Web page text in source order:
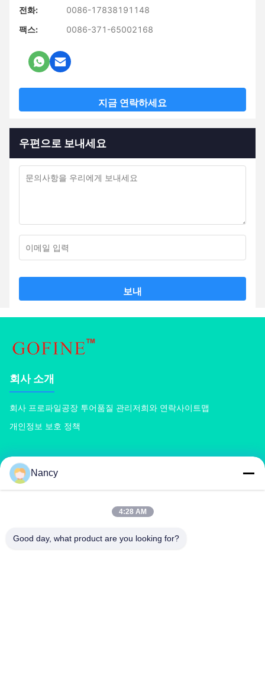
전화:
0086-17838191148
팩스:
0086-371-65002168
지금 연락하세요
우편으로 보내세요
보내
회사 소개
회사 프로파일공장 투어품질 관리저희와 연락사이트맵
개인정보 보호 정책
상품
콤포스트 비료 기계복합 비료 생산 라인유기 비료 생산 라인
더블 롤러 비료 과립기
Nancy
4:28 AM
Good day, what product are you looking for?